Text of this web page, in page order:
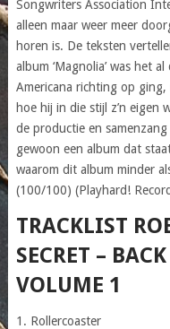
Songwriters Association
alleen maar weer meer
horen is. De teksten
album ‘Magnolia’ was het
Americana richting op
hoe hij in die stijl z’n eigen
de productie en
gewoon een album dat
waarom dit album minder
(100/100) (Playhard!
TRACKLIST
SECRET –
VOLUME 1
1. Rollercoaster